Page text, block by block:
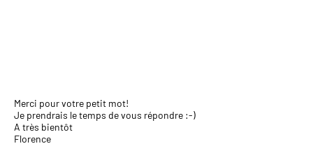
Merci pour votre petit mot!
Je prendrais le temps de vous répondre :-)
A très bientôt
Florence